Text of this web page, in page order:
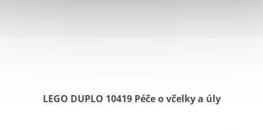
LEGO DUPLO 10419 Péče o včelky a úly